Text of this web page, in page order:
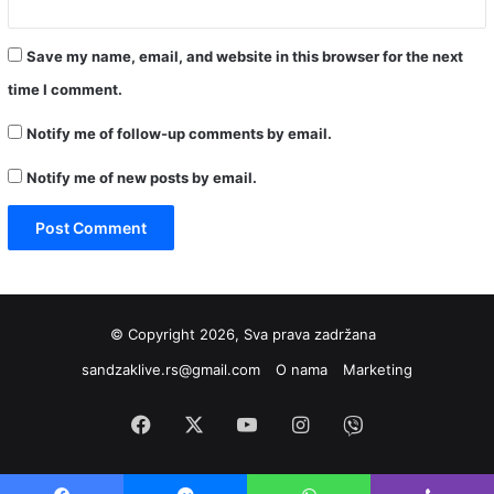
Save my name, email, and website in this browser for the next
time I comment.
Notify me of follow-up comments by email.
Notify me of new posts by email.
© Copyright 2026, Sva prava zadržana
sandzaklive.rs@gmail.com
O nama Marketing
Facebook YouTubeInstagram
Viber